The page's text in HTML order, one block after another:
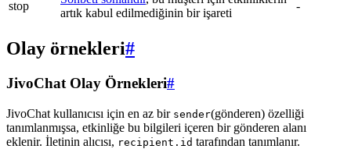
stop
artık kabul edilmediğinin bir işareti
-
Olay örnekleri#
JivoChat Olay Örnekleri#
JivoChat kullanıcısı için en az bir sender(gönderen) özelliği
tanımlanmışsa, etkinliğe bu bilgileri içeren bir gönderen alanı
eklenir. İletinin alıcısı, recipient.id tarafından tanımlanır.